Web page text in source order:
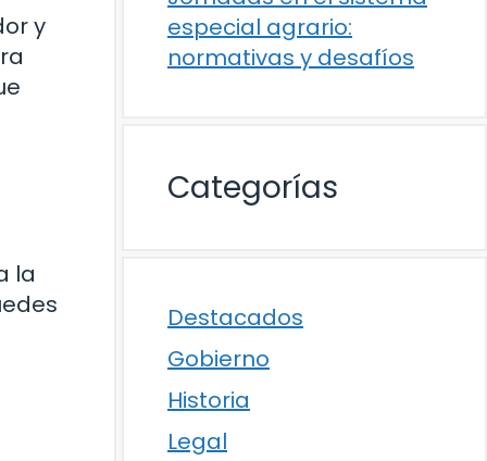
y
la
especial agrario:
normativas y desafíos
Categorías
Destacados
Gobierno
Historia
Legal